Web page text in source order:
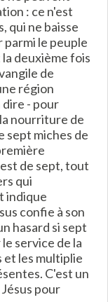
: ce n'est
qui ne baisse
parmi le peuple
la deuxième fois
de
région
- pour
nourriture de
sept miches de
de sept, tout
qui
indique
confie à son
hasard si sept
service de la
et les multiplie
C'est un
pour